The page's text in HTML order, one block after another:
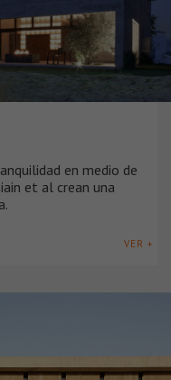
en medio de
et al crean una
VER +